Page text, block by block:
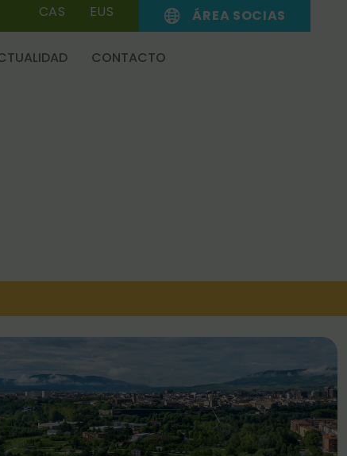
CAS EUS ÁREA SOCIAS
CONTACTO